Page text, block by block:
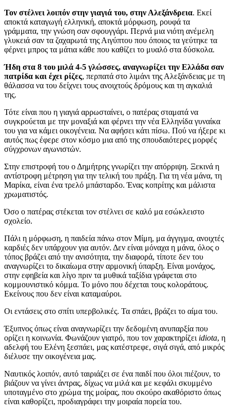
Τον στέλνει λοιπόν στην γιαγιά του, στην Αλεξάνδρεια. Εκεί
αποκτά καταγωγή ελληνική, αποκτά μόρφωση, ρουφά τα
γράμματα, την γνώση σαν σφουγγάρι. Περνά μια νιότη ανέμελη
γλυκειά σαν τα ζαχαρωτά της Αιγύπτου που όποιος τα γεύτηκε τα
φέρνει μπρος τα μάτια κάθε που καθίζει το μυαλό στα δύσκολα.
Ήδη στα 8 του μιλά 4-5 γλώσσες, αναγνωρίζει την Ελλάδα σαν
πατρίδα και έχει ρίζες, περπατά στο λιμάνι της Αλεξάνδειας με τη
θάλασσα να του δείχνει τους ανοιχτούς δρόμους και τη αγκαλιά
της.
Τότε είναι που η γιαγιά αρρωσταίνει, ο πατέρας σταματά να
συγκρούεται με την μοναξιά και φέρνει την νέα Ελληνίδα γυναίκα
του για να κάμει οικογένεια. Να αφήσει κάτι πίσω. Πού να ήξερε κι
αυτός πως έφερε στον κόσμο μια από της σπουδαιότερες μορφές
σύγχρονων αγωνιστών.
Στην επιστροφή του ο Δημήτρης γνωρίζει την απόρριψη. Ξεκινά η
αντίστροφη μέτρηση για την τελική του πράξη. Για τη νέα μάνα, τη
Μαρίκα, είναι ένα τρελό μπάσταρδο. Ένας κοπρίτης και μάλιστα
χρωματιστός.
Όσο ο πατέρας στέκεται τον στέλνει σε καλό μα εσώκλειστο
σχολείο.
Πάλι η μόρφωση, η παιδεία πάνω στον Μίμη, μα άγγιγμα, ανοιχτές
καρδιές δεν υπάρχουν για αυτόν. Δεν είναι μόναχα η μάνα, όλος ο
τόπος βράζει από την ανισότητα, την διαφορά, τίποτε δεν του
αναγνωρίζει το δικαίωμα στην αρμονική ύπαρξη. Είναι μονάχος,
στην εφηβεία και λίγο πριν τα μυθικά ταξίδια γράφεται στο
κομμουνιστικό κόμμα. Το μόνο που δέχεται τους κολοράτους.
Εκείνους που δεν είναι καταμαύροι.
Οι εντάσεις στο σπίτι υπερβολικές. Τα σπάει, βράζει το αίμα του.
Έξυπνος όπως είναι αναγνωρίζει την δεδομένη ανυπαρξία που
ορίζει η κοινωνία. Φωνάζουν γιατρό, που τον χαρακτηρίζει idiota, η
αδελφή του Ελένη ξεσπάει, μας κατέστρεφε, σιγά σιγά, από μικρός
διέλυσε την οικογένεια μας.
Ναυτικός λοιπόν, αυτό ταιριάζει σε ένα παιδί που όλοι πιέζουν, το
βιάζουν να γίνει άντρας, δίχως να μιλά και με κεφάλι σκυμμένο
υποταγμένο στο χρώμα της μοίρας, που σκούρο ακαθόριστο όπως
είναι καθορίζει, προδιαγράφει την μοιραία πορεία του.